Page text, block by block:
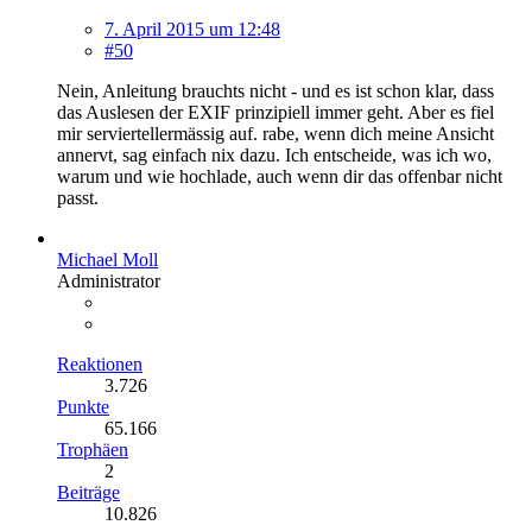
7. April 2015 um 12:48
#50
Nein, Anleitung brauchts nicht - und es ist schon klar, dass
das Auslesen der EXIF prinzipiell immer geht. Aber es fiel
mir serviertellermässig auf. rabe, wenn dich meine Ansicht
annervt, sag einfach nix dazu. Ich entscheide, was ich wo,
warum und wie hochlade, auch wenn dir das offenbar nicht
passt.
Michael Moll
Administrator
Reaktionen
3.726
Punkte
65.166
Trophäen
2
Beiträge
10.826